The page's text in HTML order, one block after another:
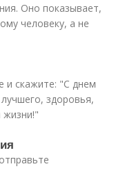
Оно показывает,
человеку, а не
и скажите: "С днем
здоровья,
жизни!"